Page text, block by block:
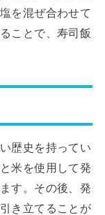
を混ぜ合わせて
ことで、寿司飯
歴史を持ってい
米を使用して発
す。その後、発
き立てることが